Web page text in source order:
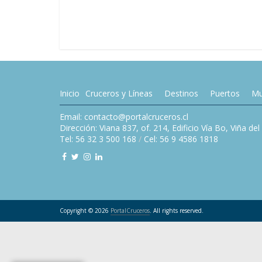
Inicio Cruceros y Líneas Destinos Puertos
Email: contacto@portalcruceros.cl
Dirección: Viana 837, of. 214, Edificio Vía Bo, Viña
Tel: 56 32 3 500 168 / Cel: 56 9 4586 1818
Copyright © 2026 PortalCruceros. All rights reserved.